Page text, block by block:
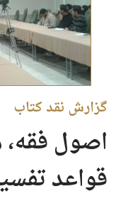
گزارش نقد کتاب
اصول
قواعد